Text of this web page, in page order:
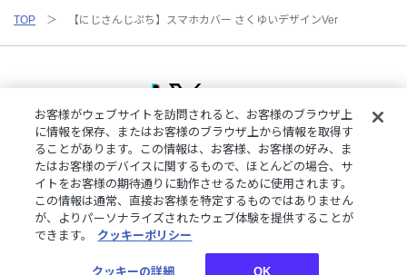
TOP 【にじさんじぷち】スマホカバー さくゆいデザインVer
ご利用規約プライバシーポリシー
特定商取引法に基づく表記
ご利用ガイドよくある質問お問い合わせにじさんじ公式サイト
クッキーの詳細
©︎ANYCOLOR, Inc.
お客様がウェブサイトを訪問されると、お客様のブラウザ上
に情報を保存、またはお客様のブラウザ上から情報を取得す
ることがあります。この情報は、お客様、お客様の好み、ま
たはお客様のデバイスに関するもので、ほとんどの場合、サ
イトをお客様の期待通りに動作させるために使用されます。
この情報は通常、直接お客様を特定するものではありません
が、よりパーソナライズされたウェブ体験を提供することが
できます。
クッキーポリシー
クッキーの詳細 OK